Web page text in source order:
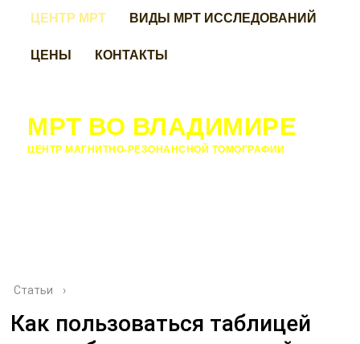
ЦЕНТР МРТ
ВИДЫ МРТ ИССЛЕДОВАНИЙ
ЦЕНЫ
КОНТАКТЫ
МРТ ВО ВЛАДИМИРЕ
ЦЕНТР МАГНИТНО-РЕЗОНАНСНОЙ ТОМОГРАФИИ
Статьи ›
Как пользоваться таблицей